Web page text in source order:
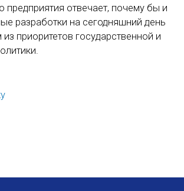
предприятия отвечает, почему бы и
разработки на сегодняшний день
приоритетов государственной и